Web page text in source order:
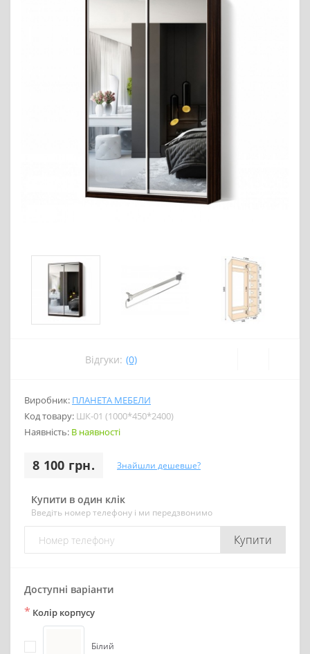
Відгуки: (0)
Виробник: ПЛАНЕТА МЕБЕЛИ
Код товару: ШК-01 (1000*450*2400)
Наявність: В наявності
8 100 грн. Знайшли дешевше?
Купити в один клік
Введіть номер телефону і ми передзвонимо
Купити
Доступні варіанти
* Колір корпусу
Білий